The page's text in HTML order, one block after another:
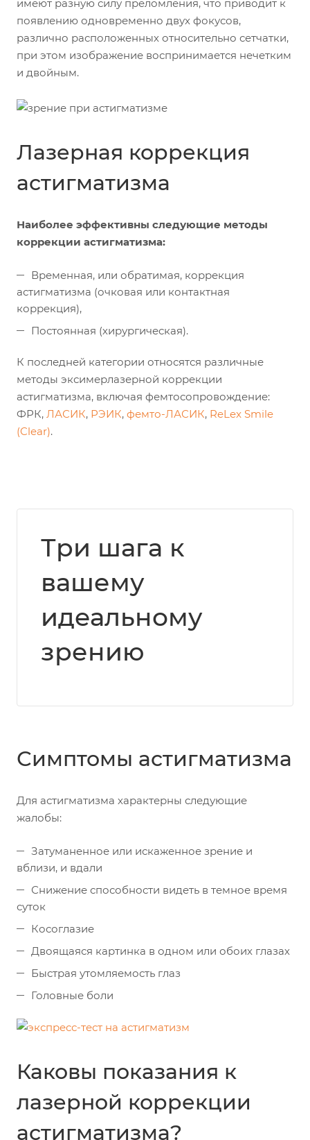
имеют разную силу преломления, что приводит к
появлению одновременно двух фокусов,
различно расположенных относительно сетчатки,
при этом изображение воспринимается нечетким
и двойным.
Лазерная коррекция
астигматизма
Наиболее эффективны следующие методы
коррекции астигматизма:
Временная, или обратимая, коррекция
астигматизма (очковая или контактная
коррекция),
Постоянная (хирургическая).
К последней категории относятся различные
методы эксимерлазерной коррекции
астигматизма, включая фемтосопровождение:
ФРК, ЛАСИК, РЭИК, фемто-ЛАСИК, ReLex Smile
(Clear).
Три шага к
вашему
идеальному
зрению
Симптомы астигматизма
Для астигматизма характерны следующие
жалобы:
Затуманенное или искаженное зрение и
вблизи, и вдали
Снижение способности видеть в темное время
суток
Косоглазие
Двоящаяся картинка в одном или обоих глазах
Быстрая утомляемость глаз
Головные боли
Каковы показания к
лазерной коррекции
астигматизма?